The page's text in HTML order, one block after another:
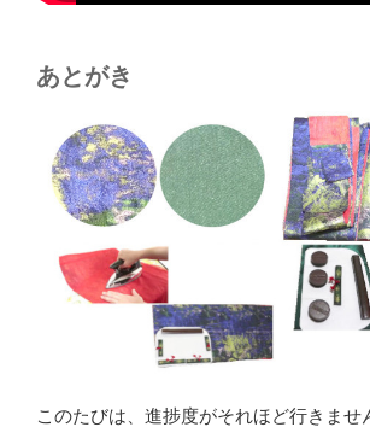
あとがき
このたびは、進捗度がそれほど行きませ